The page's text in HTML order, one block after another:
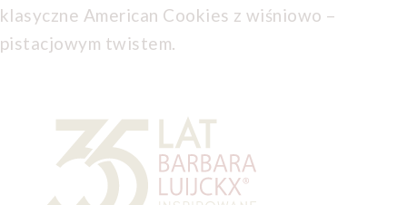
klasyczne American Cookies z wiśniowo –
pistacjowym twistem.